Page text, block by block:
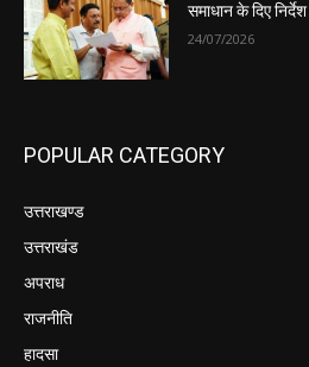
समाधान के दिए निर्देश
24/07/2026
POPULAR CATEGORY
उत्तराखण्ड
उत्तराखंड
अपराध
राजनीति
हादसा